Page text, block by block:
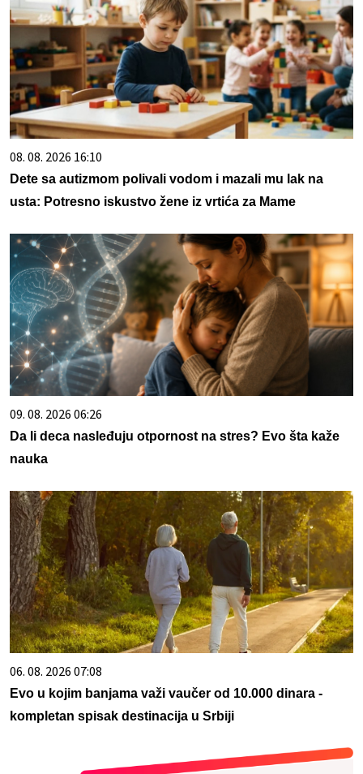
08. 08. 2026 16:10
Dete sa autizmom polivali vodom i mazali mu lak na
usta: Potresno iskustvo žene iz vrtića za Mame
09. 08. 2026 06:26
Da li deca nasleđuju otpornost na stres? Evo šta kaže
nauka
06. 08. 2026 07:08
Evo u kojim banjama važi vaučer od 10.000 dinara -
kompletan spisak destinacija u Srbiji